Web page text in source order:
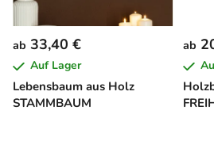
Lebensbaum aus Holz
STAMMBAUM
ab 33,40 €
Auf Lager
ab